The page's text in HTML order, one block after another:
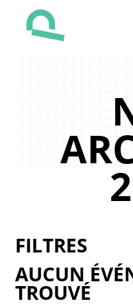
AUCUN
TROUVÉ
FILTRES